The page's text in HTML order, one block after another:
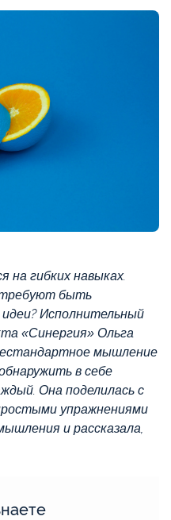
на гибких навыках.
быть
Исполнительный
«Синергия» Ольга
мышление
в себе
Она поделилась с
упражнениями
и рассказала,